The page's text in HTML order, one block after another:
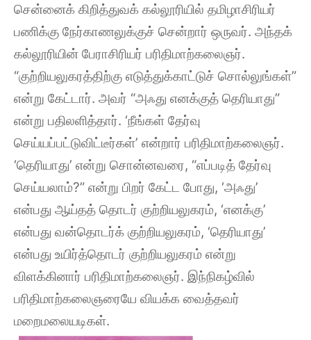
சென்னைக் கிறித்துவக் கல்லூரியில் தமிழாசிரியர்
பணிக்கு நேர்காணலுக்குச் சென்றார் ஒருவர். அந்தக்
கல்லூரியின் பேராசிரியர் பரிதிமாற்கலைஞர்.
“குற்றியலுகரத்திற்கு எடுத்துக்காட்டுச் சொல்லுங்கள்”
என்று கேட்டார். அவர் “அஃது எனக்குத் தெரியாது”
என்று பதிலளித்தார். ‘நீங்கள் தேர்வு
செய்யப்பட்டுவிட்டீர்கள்’ என்றார் பரிதிமாற்கலைஞர்.
‘தெரியாது’ என்று சொன்னவரை, “எப்படித் தேர்வு
செய்யலாம்?” என்று பிறர் கேட்ட போது, ‘அஃது’
என்பது ஆய்தத் தொடர் குற்றியலுகரம், ‘எனக்கு’
என்பது வன்தொடர்க் குற்றியலுகரம், ‘தெரியாது’
என்பது உயிர்த்தொடர் குற்றியலுகரம் என்று
விளக்கினார் பரிதிமாற்கலைஞர். இந்நிகழ்வில்
பரிதிமாற்கலைஞரையே வியக்க வைத்தவர்
மறைமலையடிகள்.